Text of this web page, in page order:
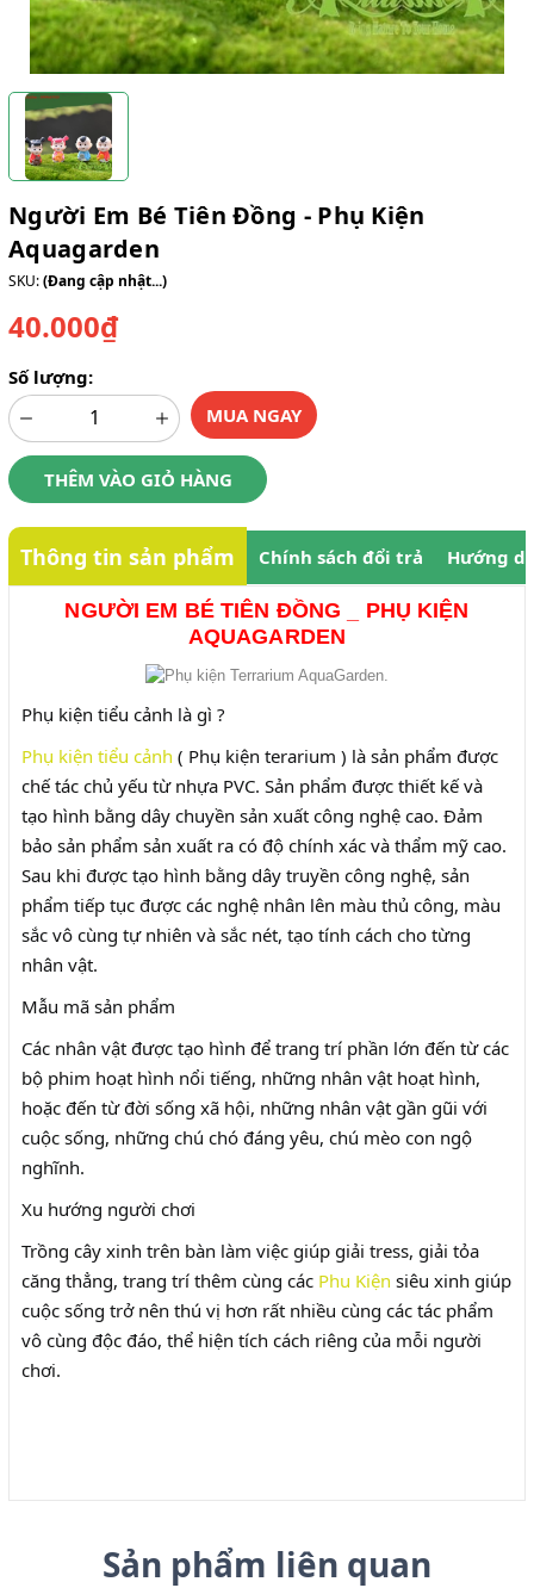
Người Em Bé Tiên Đồng - Phụ Kiện
Aquagarden
SKU:(Đang cập nhật...)
40.000₫
Số lượng:
MUA NGAY
THÊM VÀO GIỎ HÀNG
Thông tin sản phẩm Chính sách đổi trả Hướng
NGƯỜI EM BÉ TIÊN ĐỒNG _ PHỤ KIỆN
AQUAGARDEN
Phụ kiện tiểu cảnh là gì ?
Phụ kiện tiểu cảnh ( Phụ kiện terarium ) là sản phẩm được
chế tác chủ yếu từ nhựa PVC. Sản phẩm được thiết kế và
tạo hình bằng dây chuyền sản xuất công nghệ cao. Đảm
bảo sản phẩm sản xuất ra có độ chính xác và thẩm mỹ cao.
Sau khi được tạo hình bằng dây truyền công nghệ, sản
phẩm tiếp tục được các nghệ nhân lên màu thủ công, màu
sắc vô cùng tự nhiên và sắc nét, tạo tính cách cho từng
nhân vật.
Mẫu mã sản phẩm
Các nhân vật được tạo hình để trang trí phần lớn đến từ các
bộ phim hoạt hình nổi tiếng, những nhân vật hoạt hình,
hoặc đến từ đời sống xã hội, những nhân vật gần gũi với
cuộc sống, những chú chó đáng yêu, chú mèo con ngộ
nghĩnh.
Xu hướng người chơi
Trồng cây xinh trên bàn làm việc giúp giải tress, giải tỏa
căng thẳng, trang trí thêm cùng các Phu Kiện siêu xinh giúp
cuộc sống trở nên thú vị hơn rất nhiều cùng các tác phẩm
vô cùng độc đáo, thể hiện tích cách riêng của mỗi người
chơi.
Sản phẩm liên quan